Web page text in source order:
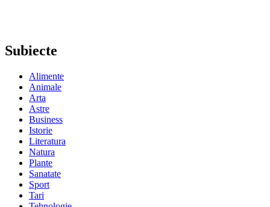
Subiecte
Alimente
Animale
Arta
Astre
Business
Istorie
Literatura
Natura
Plante
Sanatate
Sport
Tari